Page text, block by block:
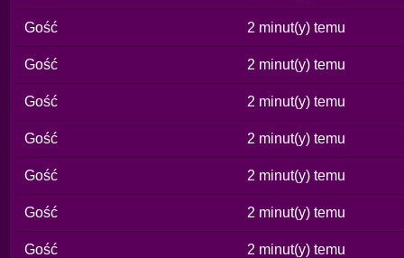
Gość 2 minut(y) temu
Gość 2 minut(y) temu
Gość 2 minut(y) temu
Gość 2 minut(y) temu
Gość 2 minut(y) temu
Gość 2 minut(y) temu
Gość 2 minut(y) temu